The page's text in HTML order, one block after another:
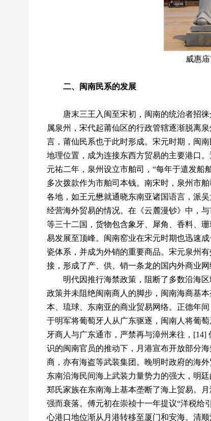
威惠
二、闽南民系的发展
唐末三王入闽至宋初，闽南的统治者招
属泉州，宋代起莆仙区的行政管辖逐渐脱离
言，莆仙民系也于此时形成。宋元时期，闽
地理位置，成为连接东西方贸易的主要港口
元祐二年，泉州设立市舶司，“每年于遣发船
多次拨款作为市舶司本钱。南宋时，泉州市
各地，如王元懋就通晓东南亚诸国语言，派
经营海外贸易的情况。在《云麓漫钞》中，
等三十二国，货物包含象牙、犀角、香料、
易发展至顶峰。闽南窑业在宋元时期也迅速
瓷体系，并成为外销的重要商品。宋元泉州
接，形成了产、供、销一条龙的国内外商业
明代因推行海禁政策，阻断了多数沿海
政策并未阻绝闽南商人的脚步，闽南海商基
本、琉球、东南亚的商业贸易网络。正德年
于明军将葡萄牙人从广东驱逐，闽南人将葡
牙商人与广东通市，严禁再与漳州来往，
识的闽南官员的推动下，月港宣布开放部分
商，亦有海盗等武装集团。晚明时政府的海
东南沿海民间海上武装力量势力的强大，明
郑氏家族在东南海上基本垄断了海上贸易。
强而衰落。傅元初在崇祯十一年提议“洋税给
心港口地位渐从月港转移至厦门和安海。清